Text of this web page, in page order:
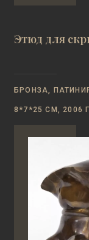
Этюд для
БРОНЗА,
8*7*25 СМ, 2006